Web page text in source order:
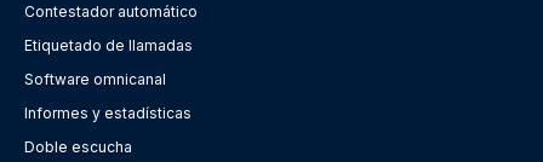
Contestador automático
Etiquetado de llamadas
Software omnicanal
Informes y estadísticas
Doble escucha